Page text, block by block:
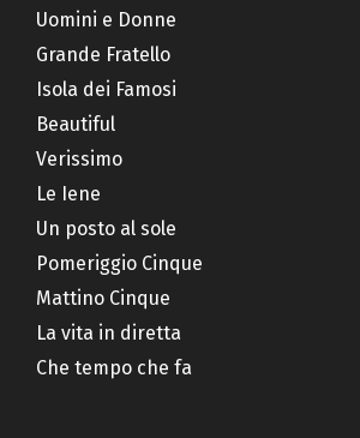
Uomini e Donne
Grande Fratello
Isola dei Famosi
Beautiful
Verissimo
Le Iene
Un posto al sole
Pomeriggio Cinque
Mattino Cinque
La vita in diretta
Che tempo che fa